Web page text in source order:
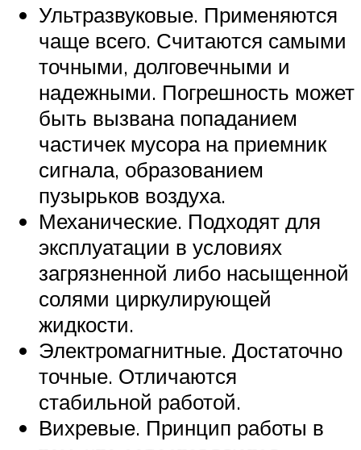
Ультразвуковые. Применяются
чаще всего. Считаются самыми
точными, долговечными и
надежными. Погрешность может
быть вызвана попаданием
частичек мусора на приемник
сигнала, образованием
пузырьков воздуха.
Механические. Подходят для
эксплуатации в условиях
загрязненной либо насыщенной
солями циркулирующей
жидкости.
Электромагнитные. Достаточно
точные. Отличаются
стабильной работой.
Вихревые. Принцип работы в